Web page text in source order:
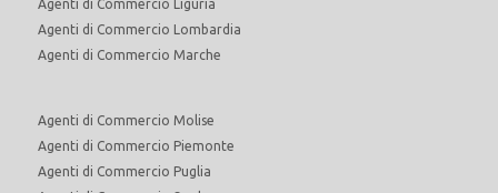
Agenti di Commercio Liguria
Agenti di Commercio Lombardia
Agenti di Commercio Marche
Agenti di Commercio Molise
Agenti di Commercio Piemonte
Agenti di Commercio Puglia